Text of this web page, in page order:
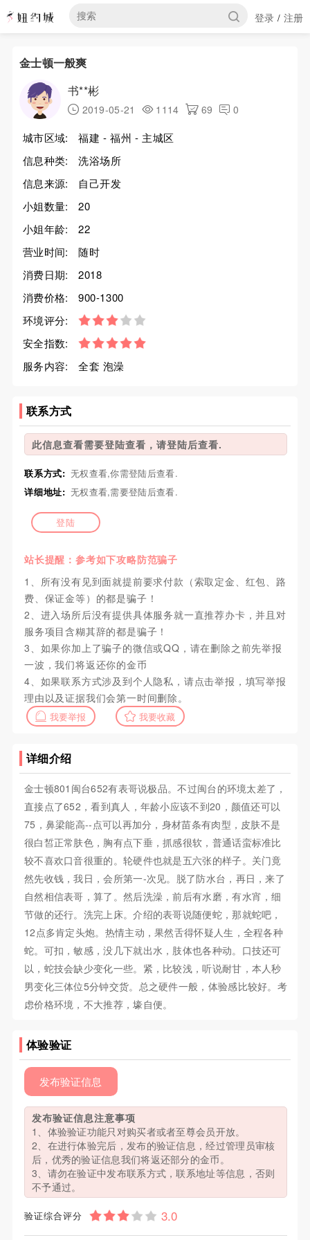
登录 / 注册
金士顿一般爽
书**彬
2019-05-21 1114 69 0
城市区域:
福建 - 福州 - 主城区
信息种类:
洗浴场所
信息来源:
自己开发
小姐数量:
20
小姐年龄:
22
营业时间:
随时
消费日期:
2018
消费价格:
900-1300
环境评分:
安全指数:
服务内容:
全套 泡澡
联系方式
此信息查看需要登陆查看，请登陆后查看.
联系方式: 无权查看,你需登陆后查看.
详细地址: 无权查看,需要登陆后查看.
登陆
站长提醒：参考如下攻略防范骗子
1、所有没有见到面就提前要求付款（索取定金、红包、路
费、保证金等）的都是骗子！
2、进入场所后没有提供具体服务就一直推荐办卡，并且对
服务项目含糊其辞的都是骗子！
3、如果你加上了骗子的微信或QQ，请在删除之前先举报
一波，我们将返还你的金币
4、如果联系方式涉及到个人隐私，请点击举报，填写举报
理由以及证据我们会第一时间删除。
我要举报 我要收藏
详细介绍
金士顿801闽台652有表哥说极品。不过闽台的环境太差了，
直接点了652，看到真人，年龄小应该不到20，颜值还可以
75，鼻梁能高--点可以再加分，身材苗条有肉型，皮肤不是
很白皙正常肤色，胸有点下垂，抓感很软，普通话蛮标准比
较不喜欢口音很重的。轮硬件也就是五六张的样子。关门竟
然先收钱，我日，会所第一-次见。脱了防水台，再日，来了
自然相信表哥，算了。然后洗澡，前后有水磨，有水宵，细
节做的还行。洗完上床。介绍的表哥说随便蛇，那就蛇吧，
12点多肯定头炮。热情主动，果然舌得怀疑人生，全程各种
蛇。可扣，敏感，没几下就出水，肢体也各种动。口技还可
以，蛇技会缺少变化一些。紧，比较浅，听说耐甘，本人秒
男变化三体位5分钟交货。总之硬件一般，体验感比较好。考
虑价格环境，不大推荐，壕自便。
体验验证
发布验证信息
发布验证信息注意事项
1、体验验证功能只对购买者或者至尊会员开放。
2、在进行体验完后，发布的验证信息，经过管理员审核
后，优秀的验证信息我们将返还部分的金币。
3、请勿在验证中发布联系方式，联系地址等信息，否则
不予通过。
验证综合评分